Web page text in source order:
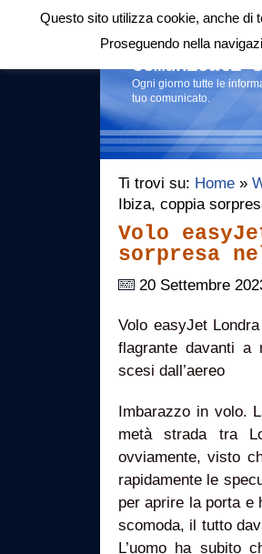
Login|RSS |
Comunicati
Ogni giorno tutte le
tuo comunicato.
Ti trovi su: Home »
Ibiza, coppia
Volo
sorpresa
20 Settembre
Volo easyJet
flagrante davanti a
scesi dall’aereo
Imbarazzo in volo.
metà strada tra
ovviamente, visto
rapidamente le
per aprire la porta e
scomoda, il tutto
L’uomo ha subito
Questo sito utilizza cookie, anche di
Proseguendo nella